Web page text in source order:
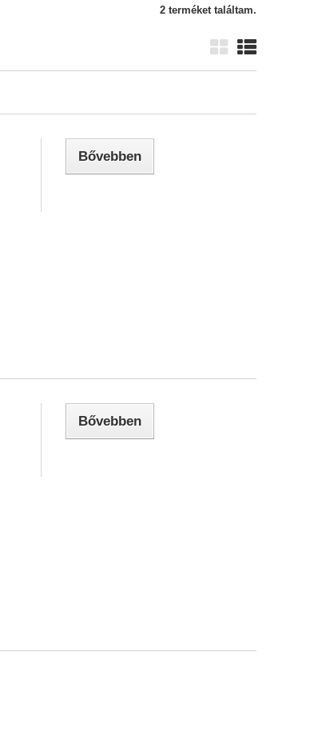
2 terméket találtam.
Bővebben
Bővebben